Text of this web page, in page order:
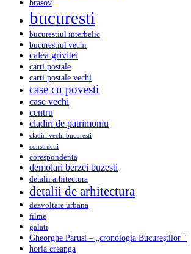
brasov
bucuresti
bucurestiul interbelic
bucurestiul vechi
calea grivitei
carti postale
carti postale vechi
case cu povesti
case vechi
centru
cladiri de patrimoniu
cladiri vechi bucuresti
constructii
corespondenta
demolari berzei buzesti
detalii arhitectura
detalii de arhitectura
dezvoltare urbana
filme
galati
Gheorghe Parusi – „cronologia Bucureştilor "
horia creanga